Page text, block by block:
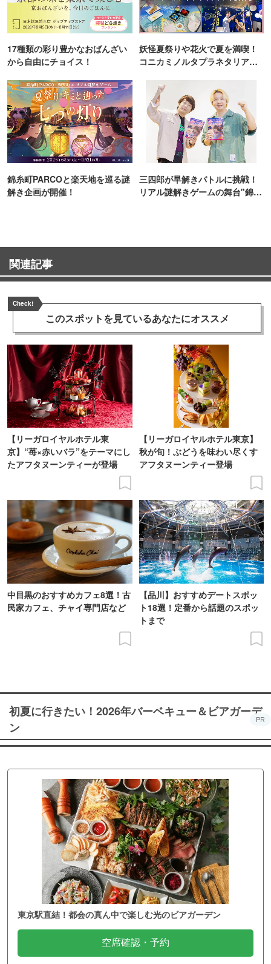
17種類の彩り豊かなおばんざい
から自由にチョイス！
妖怪夏祭りや花火で夏を満喫！
コニカミノルタプラネタリア
錦糸町PARCOと楽天地を巡る謎
解き企画が開催！
三四郎が早解きバトルに挑戦！
リアル謎解きゲームの舞台"錦糸
関連記事
Check!
このスポットを見ているあなたにオススメ
【リーガロイヤルホテル東
京】“苺×赤いバラ”をテーマにし
たアフタヌーンティーが登場
【リーガロイヤルホテル東京】
秋が旬！ぶどうを味わい尽くす
アフタヌーンティー登場
中目黒のおすすめカフェ8選！古
民家カフェ、チャイ専門店など
【品川】おすすめデートスポッ
ト18選！定番から話題のスポッ
トまで
初夏に行きたい！2026年バーベキュー＆ビアガーデ
ン
PR
東京駅直結！都会の真ん中で楽しむ光のビアガーデン
空席確認・予約